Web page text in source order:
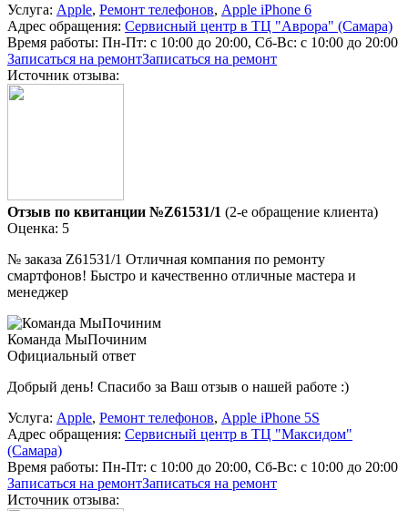
Услуга: Apple, Ремонт телефонов, Apple iPhone 6
Адрес обращения: Сервисный центр в ТЦ "Аврора" (Самара)
Время работы: Пн-Пт: с 10:00 до 20:00, Сб-Вс: с 10:00 до 20:00
Записаться на ремонтЗаписаться на ремонт
Источник отзыва:
Отзыв по квитанции №Z61531/1 (2-е обращение клиента)
Оценка: 5
№ заказа Z61531/1 Отличная компания по ремонту
смартфонов! Быстро и качественно отличные мастера и
менеджер
Команда МыПочиним
Официальный ответ
Добрый день! Спасибо за Ваш отзыв о нашей работе :)
Услуга: Apple, Ремонт телефонов, Apple iPhone 5S
Адрес обращения: Сервисный центр в ТЦ "Максидом"
(Самара)
Время работы: Пн-Пт: с 10:00 до 20:00, Сб-Вс: с 10:00 до 20:00
Записаться на ремонтЗаписаться на ремонт
Источник отзыва: